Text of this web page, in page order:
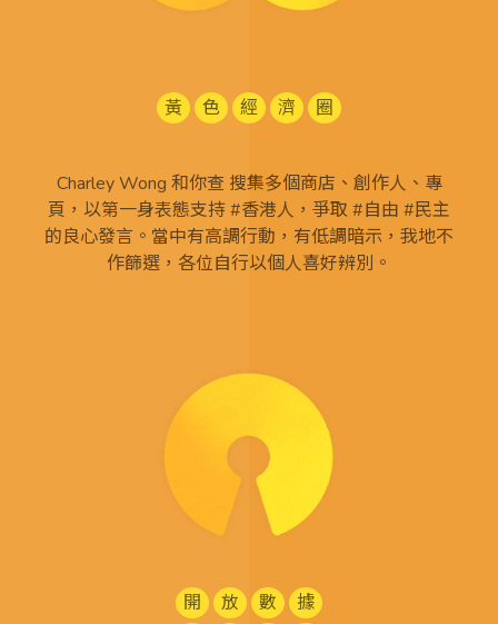
黃 色 經 濟 圈
Charley Wong 和你查 搜集多個商店、創作人、專
頁，以第一身表態支持 #香港人，爭取 #自由 #民主
的良心發言。當中有高調行動，有低調暗示，我地不
作篩選，各位自行以個人喜好辨別。
開 放 數
據